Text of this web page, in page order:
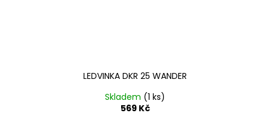
LEDVINKA DKR 25 WANDER
Skladem (1 ks)
569 Kč